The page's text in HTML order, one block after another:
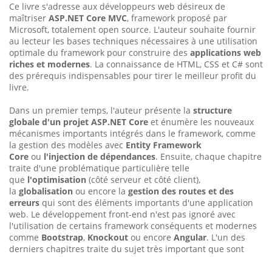
Ce livre s'adresse aux développeurs web désireux de
maîtriser ASP.NET Core MVC, framework proposé par
Microsoft, totalement open source. L'auteur souhaite fournir
au lecteur les bases techniques nécessaires à une utilisation
optimale du framework pour construire des applications web
riches et modernes. La connaissance de HTML, CSS et C# sont
des prérequis indispensables pour tirer le meilleur profit du
livre.
Dans un premier temps, l'auteur présente la structure
globale d'un projet ASP.NET Core et énumère les nouveaux
mécanismes importants intégrés dans le framework, comme
la gestion des modèles avec Entity Framework
Core ou l'injection de dépendances. Ensuite, chaque chapitre
traite d'une problématique particulière telle
que l'optimisation (côté serveur et côté client),
la globalisation ou encore la gestion des routes et des
erreurs qui sont des éléments importants d'une application
web. Le développement front-end n'est pas ignoré avec
l'utilisation de certains framework conséquents et modernes
comme Bootstrap, Knockout ou encore Angular. L'un des
derniers chapitres traite du sujet très important que sont